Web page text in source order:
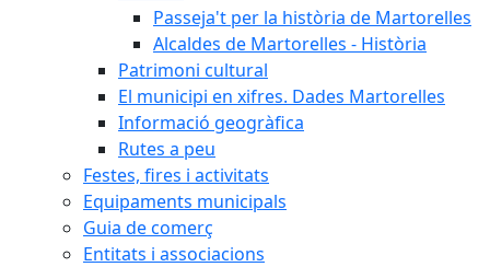
Passeja't per la història de Martorelles
Alcaldes de Martorelles - Història
Patrimoni cultural
El municipi en xifres. Dades Martorelles
Informació geogràfica
Rutes a peu
Festes, fires i activitats
Equipaments municipals
Guia de comerç
Entitats i associacions